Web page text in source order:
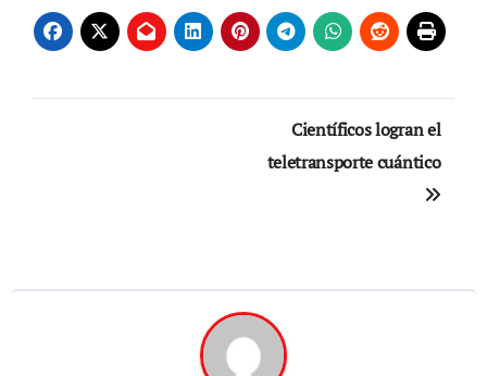
Científicos logran el
teletransporte cuántico